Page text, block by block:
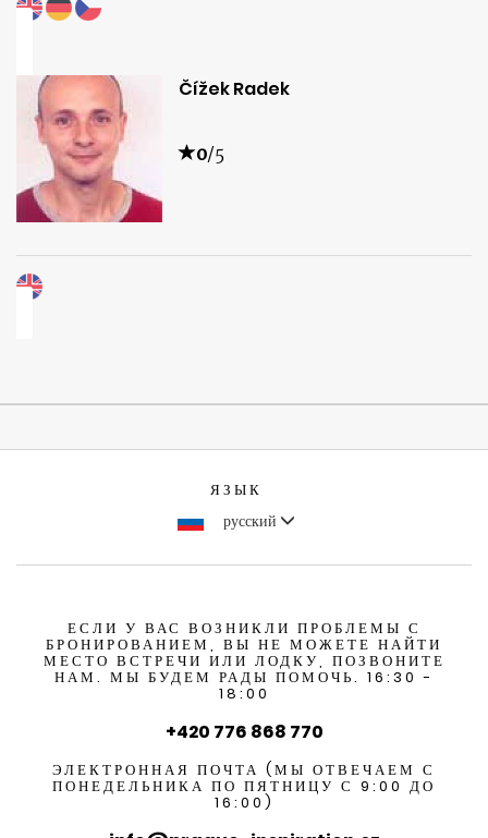
Čížek Radek
0/5
ЯЗЫК
русский
ЕСЛИ У ВАС ВОЗНИКЛИ ПРОБЛЕМЫ С
БРОНИРОВАНИЕМ, ВЫ НЕ МОЖЕТЕ НАЙТИ
МЕСТО ВСТРЕЧИ ИЛИ ЛОДКУ, ПОЗВОНИТЕ
НАМ. МЫ БУДЕМ РАДЫ ПОМОЧЬ. 16:30 -
18:00
+420 776 868 770
ЭЛЕКТРОННАЯ ПОЧТА (МЫ ОТВЕЧАЕМ С
ПОНЕДЕЛЬНИКА ПО ПЯТНИЦУ С 9:00 ДО
16:00)